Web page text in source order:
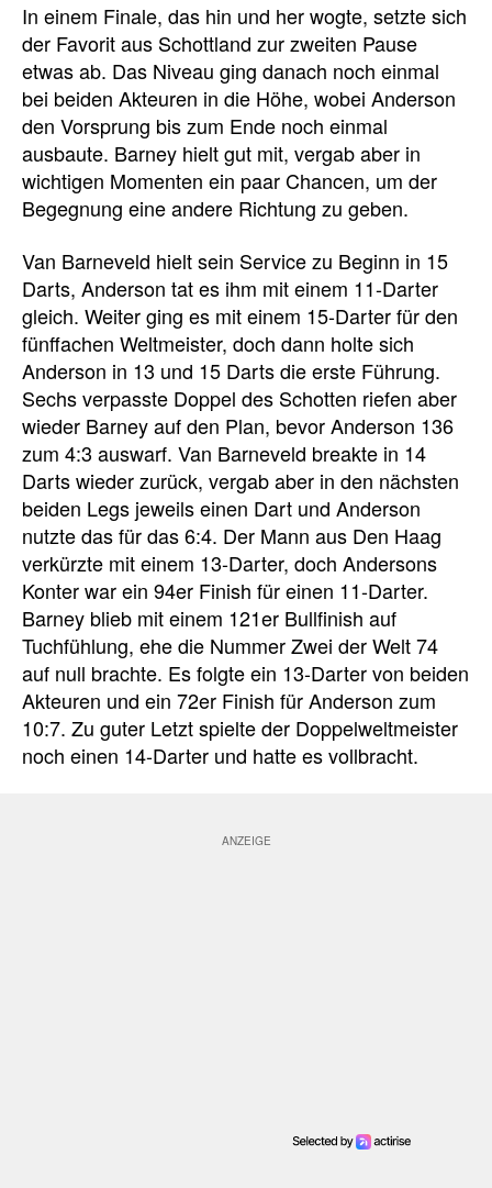
In einem Finale, das hin und her wogte, setzte sich
der Favorit aus Schottland zur zweiten Pause
etwas ab. Das Niveau ging danach noch einmal
bei beiden Akteuren in die Höhe, wobei Anderson
den Vorsprung bis zum Ende noch einmal
ausbaute. Barney hielt gut mit, vergab aber in
wichtigen Momenten ein paar Chancen, um der
Begegnung eine andere Richtung zu geben.
Van Barneveld hielt sein Service zu Beginn in 15
Darts, Anderson tat es ihm mit einem 11-Darter
gleich. Weiter ging es mit einem 15-Darter für den
fünffachen Weltmeister, doch dann holte sich
Anderson in 13 und 15 Darts die erste Führung.
Sechs verpasste Doppel des Schotten riefen aber
wieder Barney auf den Plan, bevor Anderson 136
zum 4:3 auswarf. Van Barneveld breakte in 14
Darts wieder zurück, vergab aber in den nächsten
beiden Legs jeweils einen Dart und Anderson
nutzte das für das 6:4. Der Mann aus Den Haag
verkürzte mit einem 13-Darter, doch Andersons
Konter war ein 94er Finish für einen 11-Darter.
Barney blieb mit einem 121er Bullfinish auf
Tuchfühlung, ehe die Nummer Zwei der Welt 74
auf null brachte. Es folgte ein 13-Darter von beiden
Akteuren und ein 72er Finish für Anderson zum
10:7. Zu guter Letzt spielte der Doppelweltmeister
noch einen 14-Darter und hatte es vollbracht.